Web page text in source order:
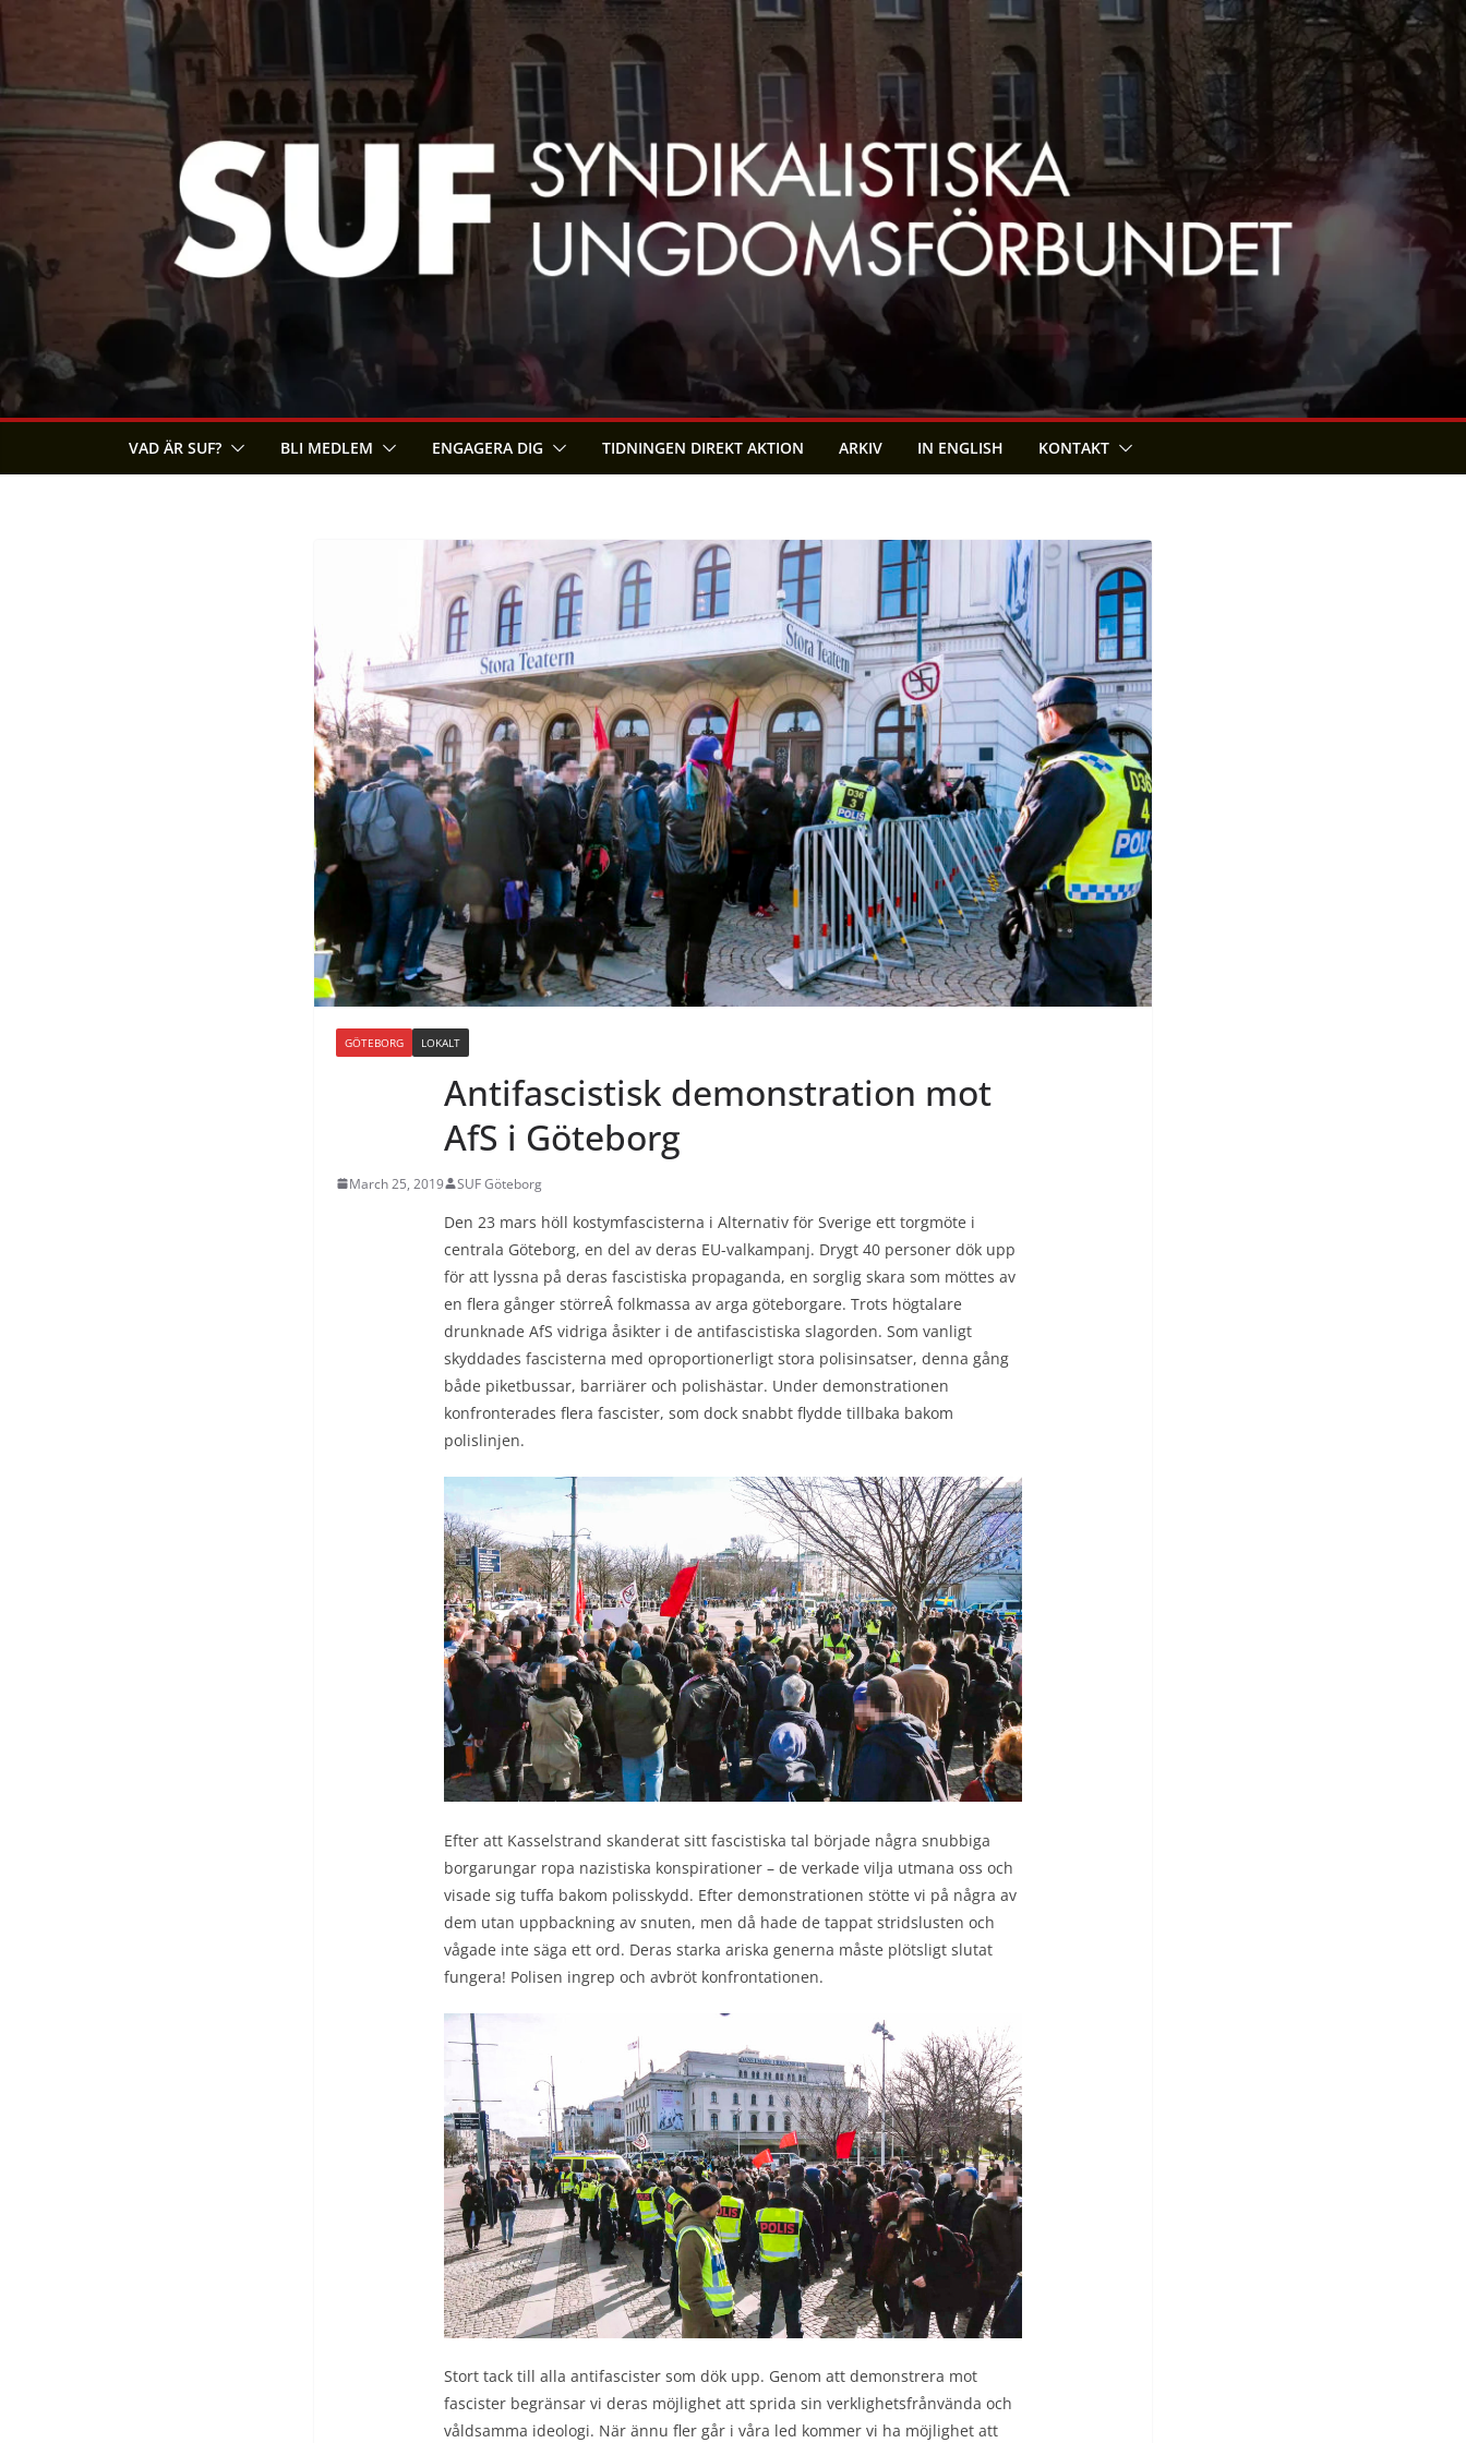
VAD ÄR SUF? BLI MEDLEM ENGAGERA DIG TIDNINGEN DIREKT AKTION ARKIV IN ENGLISH KONTAKT
GÖTEBORG LOKALT
Antifascistisk demonstration mot
AfS i Göteborg
March 25, 2019 SUF Göteborg
Den 23 mars höll kostymfascisterna i Alternativ för Sverige ett torgmöte i
centrala Göteborg, en del av deras EU-valkampanj. Drygt 40 personer dök upp
för att lyssna på deras fascistiska propaganda, en sorglig skara som möttes av
en flera gånger störreÂ folkmassa av arga göteborgare. Trots högtalare
drunknade AfS vidriga åsikter i de antifascistiska slagorden. Som vanligt
skyddades fascisterna med oproportionerligt stora polisinsatser, denna gång
både piketbussar, barriärer och polishästar. Under demonstrationen
konfronterades flera fascister, som dock snabbt flydde tillbaka bakom
polislinjen.
Efter att Kasselstrand skanderat sitt fascistiska tal började några snubbiga
borgarungar ropa nazistiska konspirationer – de verkade vilja utmana oss och
visade sig tuffa bakom polisskydd. Efter demonstrationen stötte vi på några av
dem utan uppbackning av snuten, men då hade de tappat stridslusten och
vågade inte säga ett ord. Deras starka ariska generna måste plötsligt slutat
fungera! Polisen ingrep och avbröt konfrontationen.
Stort tack till alla antifascister som dök upp. Genom att demonstrera mot
fascister begränsar vi deras möjlighet att sprida sin verklighetsfrånvända och
våldsamma ideologi. När ännu fler går i våra led kommer vi ha möjlighet att